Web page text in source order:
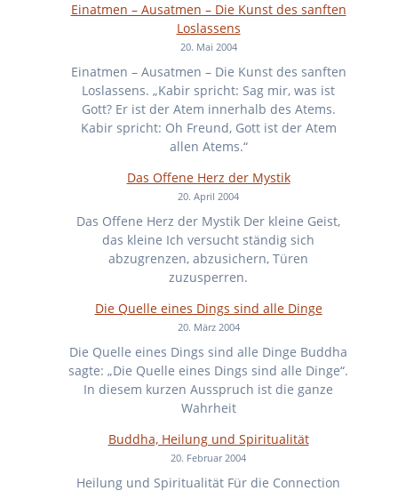
Einatmen – Ausatmen – Die Kunst des sanften
Loslassens
20. Mai 2004
Einatmen – Ausatmen – Die Kunst des sanften
Loslassens. „Kabir spricht: Sag mir, was ist
Gott? Er ist der Atem innerhalb des Atems.
Kabir spricht: Oh Freund, Gott ist der Atem
allen Atems.“
Das Offene Herz der Mystik
20. April 2004
Das Offene Herz der Mystik Der kleine Geist,
das kleine Ich versucht ständig sich
abzugrenzen, abzusichern, Türen
zuzusperren.
Die Quelle eines Dings sind alle Dinge
20. März 2004
Die Quelle eines Dings sind alle Dinge Buddha
sagte: „Die Quelle eines Dings sind alle Dinge“.
In diesem kurzen Ausspruch ist die ganze
Wahrheit
Buddha, Heilung und Spiritualität
20. Februar 2004
Heilung und Spiritualität Für die Connection